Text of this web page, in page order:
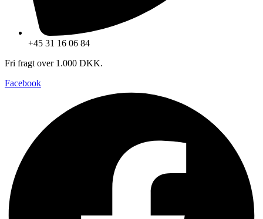
+45 31 16 06 84
Fri fragt over 1.000 DKK.
Facebook